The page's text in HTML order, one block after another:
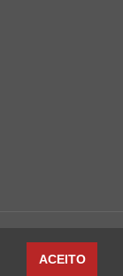
ACEITO